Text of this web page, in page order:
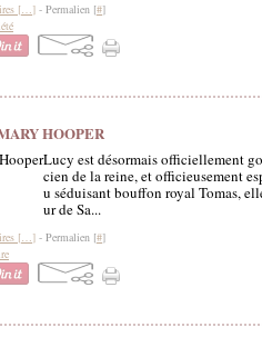
[…] - Permalien [#]
HOOPER
Lucy est désormais officiellement
cien de la reine, et officieusement
u séduisant bouffon royal Tomas,
ur de Sa...
[…] - Permalien [#]